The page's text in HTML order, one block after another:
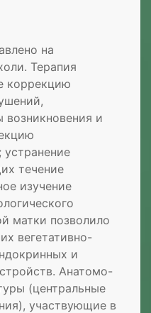
на
Терапия
коррекцию
и
устранение
течение
изучение
матки позволило
вегетативно-
и
Анатомо-
(центральные
участвующие в